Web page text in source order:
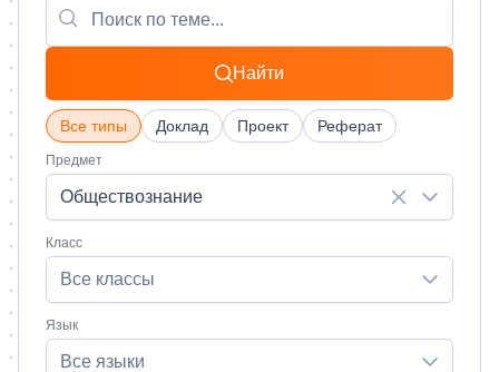
Найти
Все типы Доклад Проект Реферат
Предмет
Обществознание
Класс
Все классы
Язык
Все языки